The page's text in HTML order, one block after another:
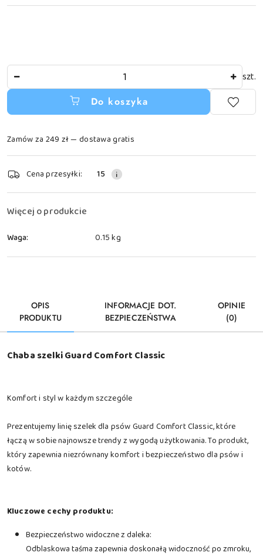
szt.
Do koszyka
Zamów za 249 zł — dostawa gratis
i
dostawa
Cena przesyłki: 15
Więcej o produkcie
Waga: 0.15 kg
OPIS
PRODUKTU
INFORMACJE DOT.
BEZPIECZEŃSTWA
OPINIE
(0)
Chaba szelki Guard Comfort Classic
Komfort i styl w każdym szczególe
Prezentujemy linię szelek dla psów Guard Comfort Classic, które
łączą w sobie najnowsze trendy z wygodą użytkowania. To produkt,
który zapewnia niezrównany komfort i bezpieczeństwo dla psów i
kotów.
Kluczowe cechy produktu:
Bezpieczeństwo widoczne z daleka:
Odblaskowa taśma zapewnia doskonałą widoczność po zmroku,